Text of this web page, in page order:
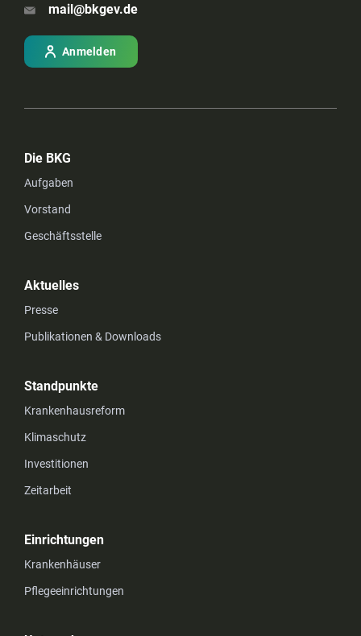
mail@bkgev.de
Anmelden
Die BKG
Aufgaben
Vorstand
Geschäftsstelle
Aktuelles
Presse
Publikationen & Downloads
Standpunkte
Krankenhausreform
Klimaschutz
Investitionen
Zeitarbeit
Einrichtungen
Krankenhäuser
Pflegeeinrichtungen